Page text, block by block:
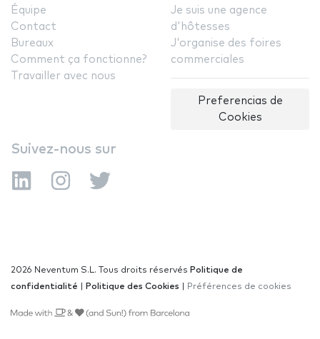
Équipe
Contact
Bureaux
Comment ça fonctionne?
Travailler avec nous
Je suis une agence
d'hôtesses
J'organise des foires
commerciales
Preferencias de
Cookies
Suivez-nous sur
2026 Neventum S.L. Tous droits réservés Politique de
confidentialité
Politique des Cookies Préférences de cookies